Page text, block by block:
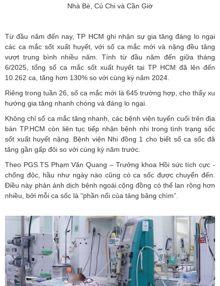
Nhà Bè, Củ Chi và Cần Giờ
Từ đầu năm đến nay, TP HCM ghi nhận sự gia tăng đáng lo ngại
các ca mắc sốt xuất huyết, với số ca mắc mới và nặng đều tăng
vượt trung bình nhiều năm. Tính từ đầu năm đến giữa tháng
6/2025, tổng số ca mắc sốt xuất huyết tại TP HCM đã lên đến
10.262 ca, tăng hơn 130% so với cùng kỳ năm 2024.
Riêng trong tuần 26, số ca mắc mới là 645 trường hợp, cho thấy xu
hướng gia tăng nhanh chóng và đáng lo ngại.
Không chỉ số ca mắc tăng nhanh, các bệnh viện tuyến cuối trên địa
bàn TP.HCM còn liên tục tiếp nhận bệnh nhi trong tình trạng sốc
sốt xuất huyết nặng. Bệnh viện Nhi đồng 1 cho biết số ca sốc đã
tăng gần gấp đôi so với cùng kỳ năm trước.
Theo PGS.TS Phạm Văn Quang – Trưởng khoa Hồi sức tích cực -
chống độc, hầu như ngày nào cũng có ca sốc được chuyển đến.
Điều này phản ánh dịch bệnh ngoài cộng đồng có thể lan rộng hơn
nhiều, bởi mỗi ca sốc là “phần nổi của tảng băng chìm”.